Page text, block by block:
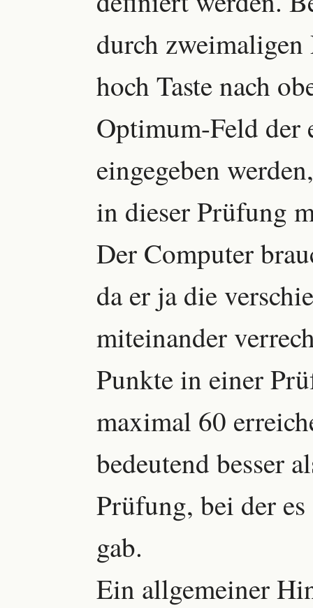
durch
hoch Taste nach
Optimum-Feld der
eingegeben
in dieser Prüfung
Der Computer
da er ja die
miteinander
Punkte in einer
maximal 60
bedeutend besser
Prüfung, bei der
gab.
Ein allgemeiner